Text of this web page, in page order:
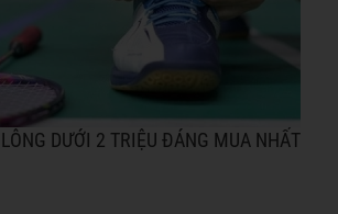
DƯỚI 2 TRIỆU ĐÁNG MUA NHẤT